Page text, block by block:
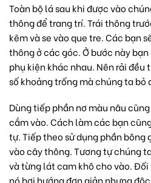
Toàn bộ lá sau khi được vào
thông để trang trí. Trái thông
kẽm và se vào que tre. Các bạn
thông ở các góc. Ở bước này
phụ kiện khác nhau. Nên rải
số khoảng trống mà chúng ta bỏ
Dùng tiếp phần nơ màu nâu
cắm vào. Cách làm các bạn
tự. Tiếp theo sử dụng phần bông
vào cây thông. Tương tự chúng
và từng lát cam khô cho vào.
nó hơi hướng đơn giản nhưng